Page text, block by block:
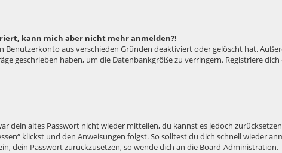
kann mich aber nicht mehr anmelden?!
Benutzerkonto aus verschieden Gründen deaktiviert oder gelöscht hat.
geschrieben haben, um die Datenbankgröße zu verringern. Registriere
dein altes Passwort nicht wieder mitteilen, du kannst es jedoch
klickst und den Anweisungen folgst. So solltest du dich schnell wieder
dein Passwort zurückzusetzen, so wende dich an die Board-Administration.